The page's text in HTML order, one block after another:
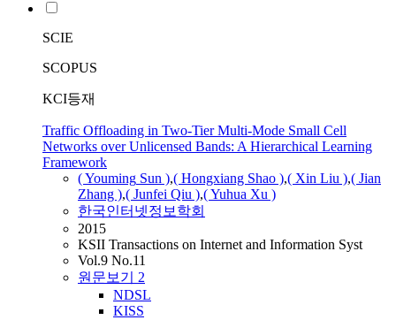
SCIE
SCOPUS
KCI등재
Traffic Offloading in Two-Tier Multi-Mode Small Cell
Networks over Unlicensed Bands: A Hierarchical Learning
Framework
(Youming Sun ),( Hongxiang Shao ),( Xin Liu ),( Jian
Zhang ),( Junfei Qiu ),( Yuhua Xu )
한국인터넷정보학회
2015
KSII Transactions on Internet and Information Syst
Vol.9 No.11
원문보기 2
NDSL
KISS